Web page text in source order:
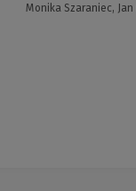
Monika Szaraniec,